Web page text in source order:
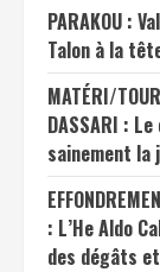
PARAKOU :
Talon à la
MATÉRI/
DASSARI :
sainement la
: L’He Aldo
des dégâts